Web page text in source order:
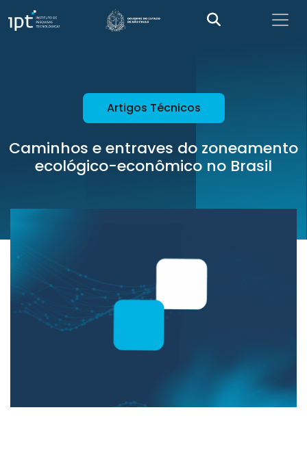
Artigos Técnicos
Caminhos e entraves do zoneamento
ecológico-econômico no Brasil